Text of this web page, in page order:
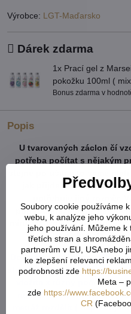
Výrobce: LGT-Maďarsko
Dárek zdarma
1x Prací gel z
pokožku 100ml (
Bonus zdarma v
Popis
U tvarovaných záclon čí
potřeba počítat s nějakým
jak přijde záclona
potřebujete. Metráž nelze
míru zákazníka.
Vám chybělo.
Do košíku vkládejte celkový
atd...) od každého rozměru či
vložíte x různý počet cm,
rámečku - Rozdělení
metráž rozdělit ( např.
Soubory cookie používáme
webu, k analýze jeho
jeho používání. Můžeme
třetích stran a
partnerům v EU, USA nebo
ke zlepšení relevanci
podrobnosti zde https://
Meta –
zde https://
CR